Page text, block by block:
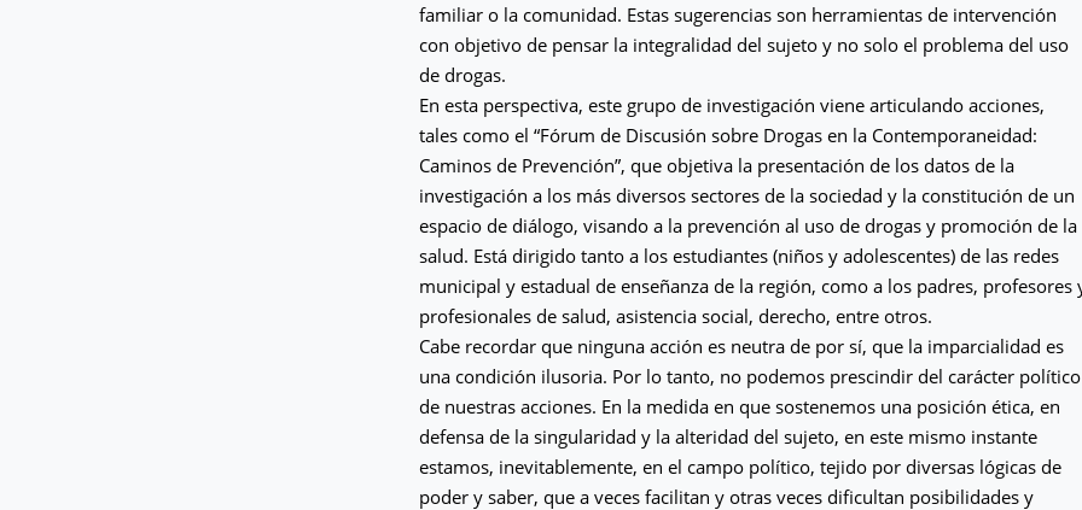
familiar o la comunidad. Estas sugerencias son herramientas de intervención
con objetivo de pensar la integralidad del sujeto y no solo el problema del uso
de drogas.
En esta perspectiva, este grupo de investigación viene articulando acciones,
tales como el “Fórum de Discusión sobre Drogas en la Contemporaneidad:
Caminos de Prevención”, que objetiva la presentación de los datos de la
investigación a los más diversos sectores de la sociedad y la constitución de un
espacio de diálogo, visando a la prevención al uso de drogas y promoción de la
salud. Está dirigido tanto a los estudiantes (niños y adolescentes) de las redes
municipal y estadual de enseñanza de la región, como a los padres, profesores
profesionales de salud, asistencia social, derecho, entre otros.
Cabe recordar que ninguna acción es neutra de por sí, que la imparcialidad es
una condición ilusoria. Por lo tanto, no podemos prescindir del carácter político
de nuestras acciones. En la medida en que sostenemos una posición ética, en
defensa de la singularidad y la alteridad del sujeto, en este mismo instante
estamos, inevitablemente, en el campo político, tejido por diversas lógicas de
poder y saber, que a veces facilitan y otras veces dificultan posibilidades y